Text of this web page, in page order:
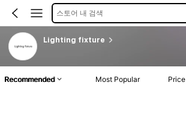
스토어 내 검색
Lighting fixture
Recommended Most Popular Price